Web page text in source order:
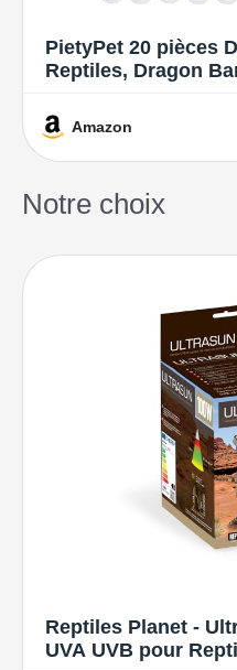
PietyPet 20 pièces
Reptiles, Dragon
d'escalade et Lierre
Escalade,
Tortue
Amazon
Notre choix
Reptiles Planet -
UVA UVB pour